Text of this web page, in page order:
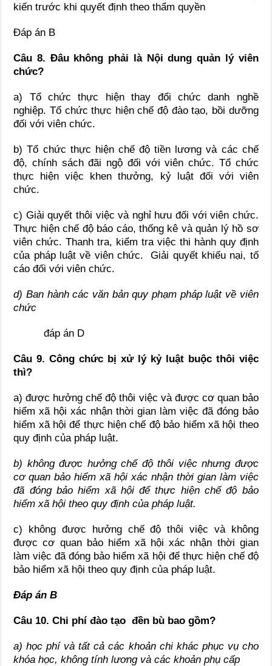
kiến trước khi quyết định theo thẩm quyền
Đáp án B
Câu 8. Đâu không phải là Nội dung quản lý viên
chức?
a) Tổ chức thực hiện thay đổi chức danh nghề
nghiệp. Tổ chức thực hiện chế độ đào tạo, bồi dưỡng
đối với viên chức.
b) Tổ chức thực hiện chế độ tiền lương và các chế
độ, chính sách đãi ngộ đối với viên chức. Tổ chức
thực hiện việc khen thưởng, kỷ luật đối với viên
chức.
c) Giải quyết thôi việc và nghỉ hưu đối với viên chức.
Thực hiện chế độ báo cáo, thống kê và quản lý hồ sơ
viên chức. Thanh tra, kiểm tra việc thi hành quy định
của pháp luật về viên chức. Giải quyết khiếu nại, tố
cáo đối với viên chức.
d) Ban hành các văn bản quy phạm pháp luật về viên
chức
đáp án D
Câu 9. Công chức bị xử lý kỷ luật buộc thôi việc
thì?
a) được hưởng chế độ thôi việc và được cơ quan bảo
hiểm xã hội xác nhận thời gian làm việc đã đóng bảo
hiểm xã hội để thực hiện chế độ bảo hiểm xã hội theo
quy định của pháp luật.
b) không được hưởng chế độ thôi việc nhưng được
cơ quan bảo hiểm xã hội xác nhận thời gian làm việc
đã đóng bảo hiểm xã hội để thực hiện chế độ bảo
hiểm xã hội theo quy định của pháp luật.
c) không được hưởng chế độ thôi việc và không
được cơ quan bảo hiểm xã hội xác nhận thời gian
làm việc đã đóng bảo hiểm xã hội để thực hiện chế độ
bảo hiểm xã hội theo quy định của pháp luật.
Đáp án B
Câu 10. Chi phí đào tạo đền bù bao gồm?
a) học phí và tất cả các khoản chi khác phục vụ cho
khóa học, không tính lương và các khoản phụ cấp